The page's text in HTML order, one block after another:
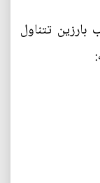
تتناول